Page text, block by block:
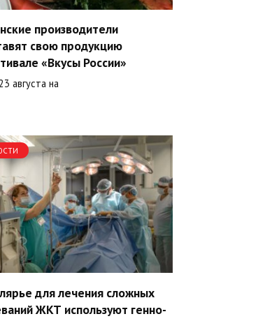
производители
свою продукцию
«Вкусы России»
августа на
для лечения сложных
ЖКТ используют генно-